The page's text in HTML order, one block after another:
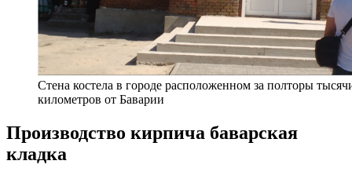
Стена костела в городе расположенном за полторы
километров от Баварии
Производство кирпича баварская
кладка